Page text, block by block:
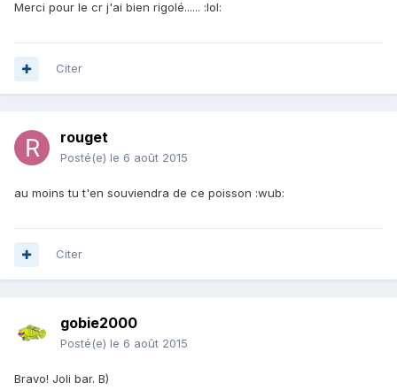
Merci pour le cr j'ai bien rigolé...... :lol:
Citer
rouget
Posté(e) le 6 août 2015
au moins tu t'en souviendra de ce poisson :wub:
Citer
gobie2000
Posté(e) le 6 août 2015
Bravo! Joli bar. B)